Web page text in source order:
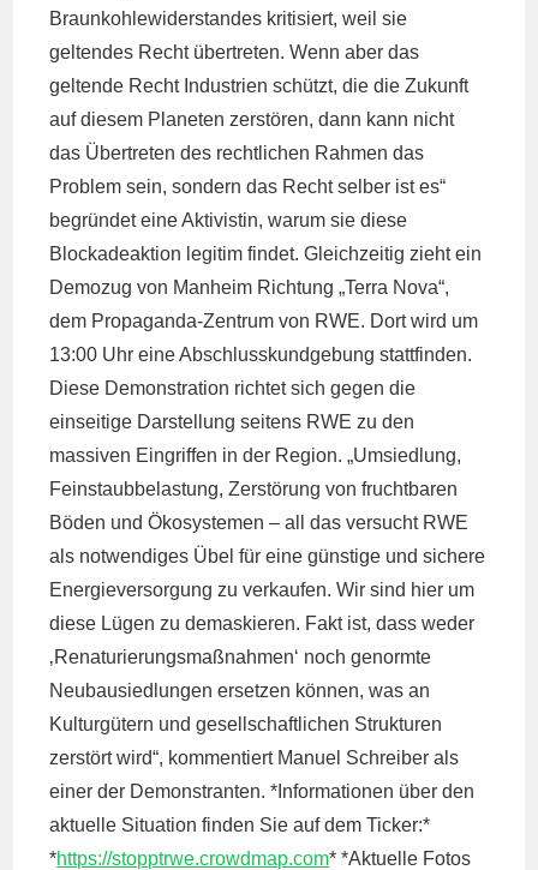
Braunkohlewiderstandes kritisiert, weil sie
geltendes Recht übertreten. Wenn aber das
geltende Recht Industrien schützt, die die Zukunft
auf diesem Planeten zerstören, dann kann nicht
das Übertreten des rechtlichen Rahmen das
Problem sein, sondern das Recht selber ist es“
begründet eine Aktivistin, warum sie diese
Blockadeaktion legitim findet. Gleichzeitig zieht ein
Demozug von Manheim Richtung „Terra Nova“,
dem Propaganda-Zentrum von RWE. Dort wird um
13:00 Uhr eine Abschlusskundgebung stattfinden.
Diese Demonstration richtet sich gegen die
einseitige Darstellung seitens RWE zu den
massiven Eingriffen in der Region. „Umsiedlung,
Feinstaubbelastung, Zerstörung von fruchtbaren
Böden und Ökosystemen – all das versucht RWE
als notwendiges Übel für eine günstige und sichere
Energieversorgung zu verkaufen. Wir sind hier um
diese Lügen zu demaskieren. Fakt ist, dass weder
‚Renaturierungsmaßnahmen‘ noch genormte
Neubausiedlungen ersetzen können, was an
Kulturgütern und gesellschaftlichen Strukturen
zerstört wird“, kommentiert Manuel Schreiber als
einer der Demonstranten. *Informationen über den
aktuelle Situation finden Sie auf dem Ticker:*
*https://stopptrwe.crowdmap.com* *Aktuelle Fotos